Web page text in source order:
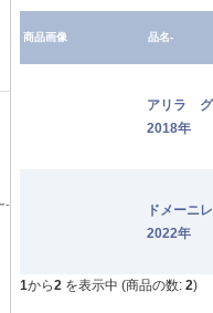
-
商品画像 品名-
アリラ
2018年
ドメー
2022年
1から2 を表示中 (商品の数: 2)